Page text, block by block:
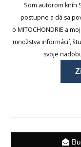
Som autorom kníh
postupne a dá sa
o MITOCHONDRIE a
množstva informácií,
svoje